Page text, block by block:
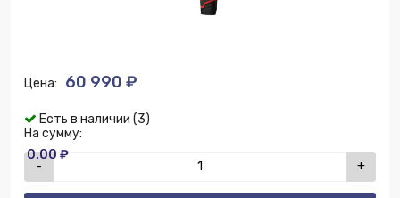
Цена: 60 990 ₽
Есть в наличии (3)
На сумму:
0.00 ₽
- +